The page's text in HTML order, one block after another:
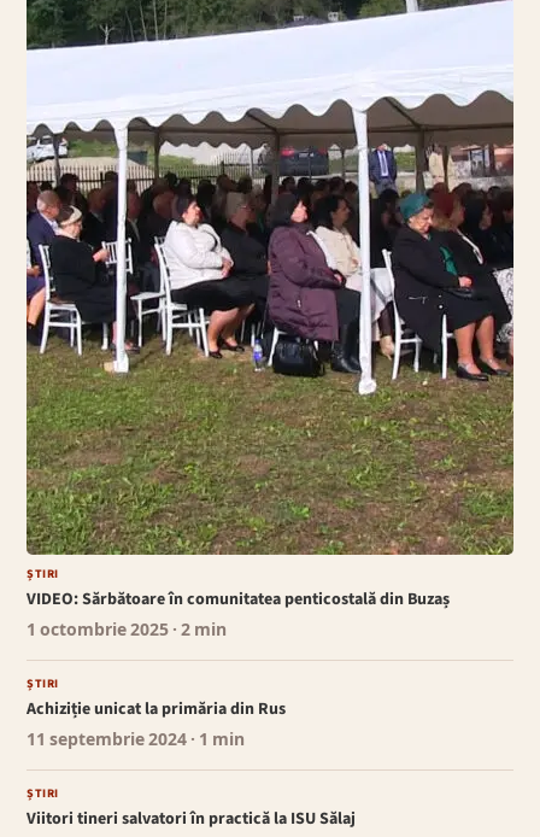
ȘTIRI
VIDEO: Sărbătoare în comunitatea penticostală din Buzaș
1 octombrie 2025 · 2 min
ȘTIRI
Achiziție unicat la primăria din Rus
11 septembrie 2024 · 1 min
ȘTIRI
Viitori tineri salvatori în practică la ISU Sălaj